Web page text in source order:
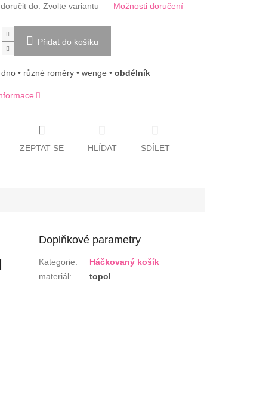
do: Zvolte variantu Možnosti doručení
Přidat do košíku
• různé roměry • wenge • obdélník
ZEPTAT SE HLÍDAT SDÍLET
Doplňkové parametry
Kategorie:
Háčkovaný košík
materiál: topol